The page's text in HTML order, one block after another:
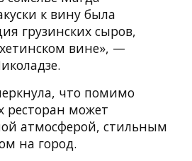
к вину была
грузинских сыров,
вине», —
что помимо
ресторан может
атмосферой, стильным
на город.